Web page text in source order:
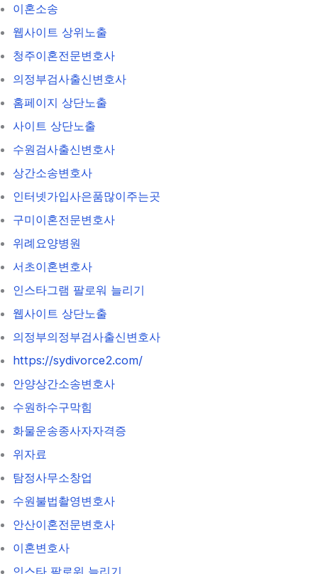
이혼소송
웹사이트 상위노출
청주이혼전문변호사
의정부검사출신변호사
홈페이지 상단노출
사이트 상단노출
수원검사출신변호사
상간소송변호사
인터넷가입사은품많이주는곳
구미이혼전문변호사
위례요양병원
서초이혼변호사
인스타그램 팔로워 늘리기
웹사이트 상단노출
의정부의정부검사출신변호사
https://sydivorce2.com/
안양상간소송변호사
수원하수구막힘
화물운송종사자자격증
위자료
탐정사무소창업
수원불법촬영변호사
안산이혼전문변호사
이혼변호사
인스타 팔로워 늘리기